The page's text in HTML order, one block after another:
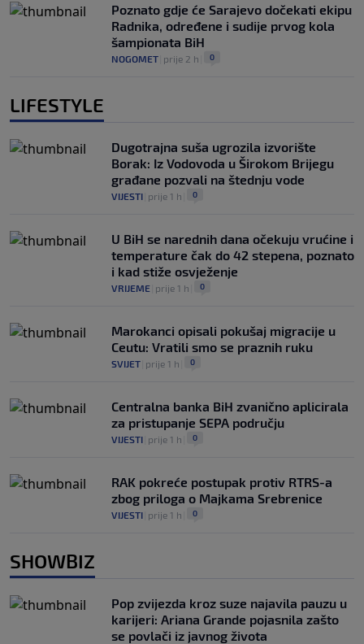
Poznato gdje će Sarajevo dočekati ekipu
Radnika, određene i sudije prvog kola
šampionata BiH
NOGOMET prije 2 h 0
LIFESTYLE
Dugotrajna suša ugrozila izvorište
Borak: Iz Vodovoda u Širokom Brijegu
građane pozvali na štednju vode
VIJESTI prije 1 h 0
U BiH se narednih dana očekuju vrućine i
temperature čak do 42 stepena, poznato
i kad stiže osvježenje
VRIJEME prije 1 h 0
Marokanci opisali pokušaj migracije u
Ceutu: Vratili smo se praznih ruku
SVIJET prije 1 h 0
Centralna banka BiH zvanično aplicirala
za pristupanje SEPA području
VIJESTI prije 1 h 0
RAK pokreće postupak protiv RTRS-a
zbog priloga o Majkama Srebrenice
VIJESTI prije 1 h 0
SHOWBIZ
Pop zvijezda kroz suze najavila pauzu u
karijeri: Ariana Grande pojasnila zašto
se povlači iz javnog života